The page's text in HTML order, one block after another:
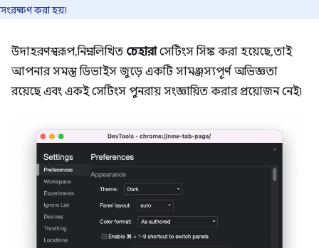
সংরক্ষণ করা হয়৷
উদাহরণস্বরূপ, নিম্নলিখিত চেহারাসেটিংস সিঙ্ক করা হয়েছে, তাই
আপনার সমস্ত ডিভাইস জুড়ে একটি সামঞ্জস্যপূর্ণ অভিজ্ঞতা
রয়েছে এবং একই সেটিংস পুনরায় সংজ্ঞায়িত করার প্রয়োজন নেই৷